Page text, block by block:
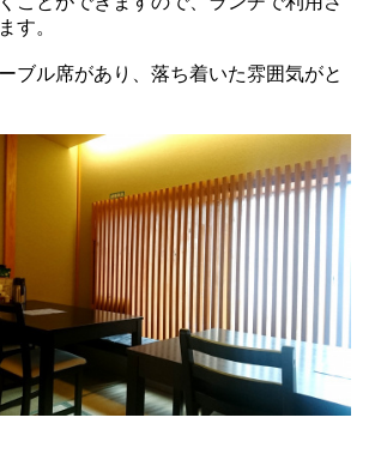
す。
ブル席があり、落ち着いた雰囲気がと